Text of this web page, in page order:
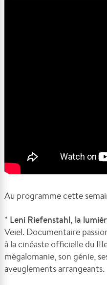
Au programme cette
* Leni Riefenstahl, la
Veiel. Documentaire
à la cinéaste officielle du
mégalomanie, son génie,
aveuglements arrangeants.